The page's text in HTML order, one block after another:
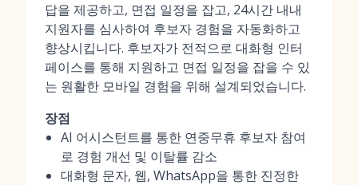
답을 제공하고, 면접 일정을 잡고, 24시간 내내
지원자를 심사하여 후보자 경험을 자동화하고
향상시킵니다. 후보자가 전적으로 대화형 인터
페이스를 통해 지원하고 면접 일정을 잡을 수 있
는 원활한 모바일 경험을 위해 설계되었습니다.
장점
AI 어시스턴트를 통한 연중무휴 후보자 참여
로 경험 개선 및 이탈률 감소
대화형 문자, 웹, WhatsApp을 통한 진정한